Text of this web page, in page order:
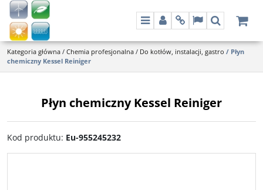
MenuPanelInfoLangSzukaj
Kategoria główna / Chemia profesjonalna / Do kotłów, instalacji, gastro / Płyn
chemiczny Kessel Reiniger
Płyn chemiczny Kessel Reiniger
Kod produktu: Eu-955245232